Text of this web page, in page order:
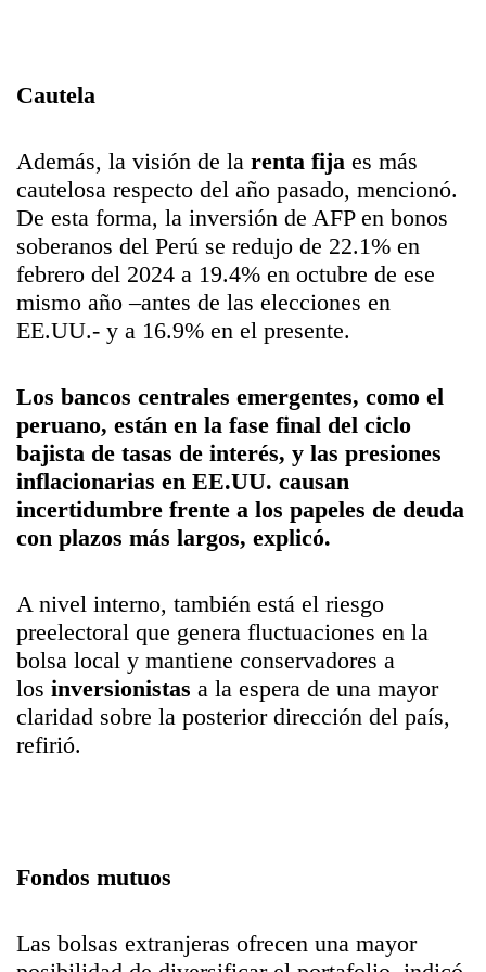
Cautela
Además, la visión de la renta fija es más
cautelosa respecto del año pasado, mencionó.
De esta forma, la inversión de AFP en bonos
soberanos del Perú se redujo de 22.1% en
febrero del 2024 a 19.4% en octubre de ese
mismo año –antes de las elecciones en
EE.UU.- y a 16.9% en el presente.
Los bancos centrales emergentes, como el
peruano, están en la fase final del ciclo
bajista de tasas de interés, y las presiones
inflacionarias en EE.UU. causan
incertidumbre frente a los papeles de deuda
con plazos más largos, explicó.
A nivel interno, también está el riesgo
preelectoral que genera fluctuaciones en la
bolsa local y mantiene conservadores a
los inversionistas a la espera de una mayor
claridad sobre la posterior dirección del país,
refirió.
Fondos mutuos
Las bolsas extranjeras ofrecen una mayor